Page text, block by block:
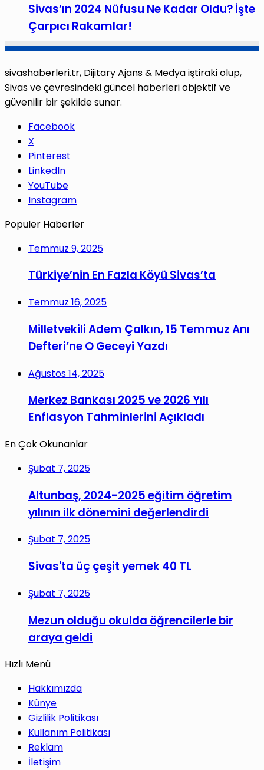
Sivas’ın 2024 Nüfusu Ne Kadar Oldu? İşte
Çarpıcı Rakamlar!
sivashaberleri.tr, Dijitary Ajans & Medya iştiraki olup,
Sivas ve çevresindeki güncel haberleri objektif ve
güvenilir bir şekilde sunar.
Facebook
X
Pinterest
LinkedIn
YouTube
Instagram
Popüler Haberler
Temmuz 9, 2025
Türkiye’nin En Fazla Köyü Sivas’ta
Temmuz 16, 2025
Milletvekili Adem Çalkın, 15 Temmuz Anı
Defteri’ne O Geceyi Yazdı
Ağustos 14, 2025
Merkez Bankası 2025 ve 2026 Yılı
Enflasyon Tahminlerini Açıkladı
En Çok Okunanlar
Şubat 7, 2025
Altunbaş, 2024-2025 eğitim öğretim
yılının ilk dönemini değerlendirdi
Şubat 7, 2025
Sivas'ta üç çeşit yemek 40 TL
Şubat 7, 2025
Mezun olduğu okulda öğrencilerle bir
araya geldi
Hızlı Menü
Hakkımızda
Künye
Gizlilik Politikası
Kullanım Politikası
Reklam
İletişim